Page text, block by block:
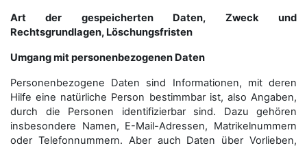
Art der gespeicherten Daten, Zweck und
Rechtsgrundlagen, Löschungsfristen
Umgang mit personenbezogenen Daten
Personenbezogene Daten sind Informationen, mit deren
Hilfe eine natürliche Person bestimmbar ist, also Angaben,
durch die Personen identifizierbar sind. Dazu gehören
insbesondere Namen, E-Mail-Adressen, Matrikelnummern
oder Telefonnummern. Aber auch Daten über Vorlieben,